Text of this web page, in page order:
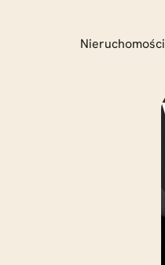
Nieruchomości